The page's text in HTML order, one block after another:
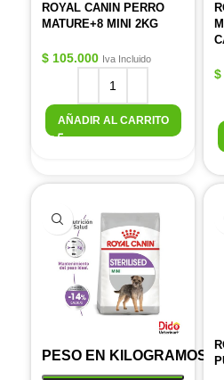
ROYAL CANIN PERRO
MATURE+8 MINI 2KG
$ 105.000 Iva Incluido
AÑADIR AL CARRITO
$
PESO EN KILOGRAMOS